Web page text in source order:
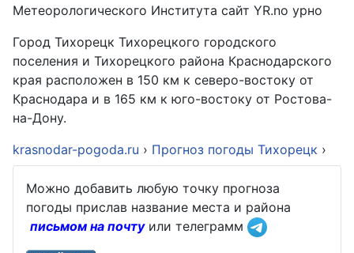
Метеорологического Института сайт YR.no урно
Город Тихорецк Тихорецкого городского
поселения и Тихорецкого района Краснодарского
края расположен в 150 км к северо-востоку от
Краснодара и в 165 км к юго-востоку от Ростова-
на-Дону.
krasnodar-pogoda.ru › Прогноз погоды Тихорецк ›
Можно добавить любую точку прогноза
погоды прислав название места и района
письмом на почтуили телеграмм